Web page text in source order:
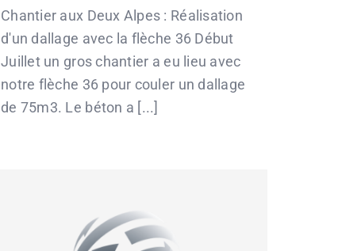
Chantier aux Deux Alpes : Réalisation
d'un dallage avec la flèche 36 Début
Juillet un gros chantier a eu lieu avec
notre flèche 36 pour couler un dallage
de 75m3. Le béton a [...]